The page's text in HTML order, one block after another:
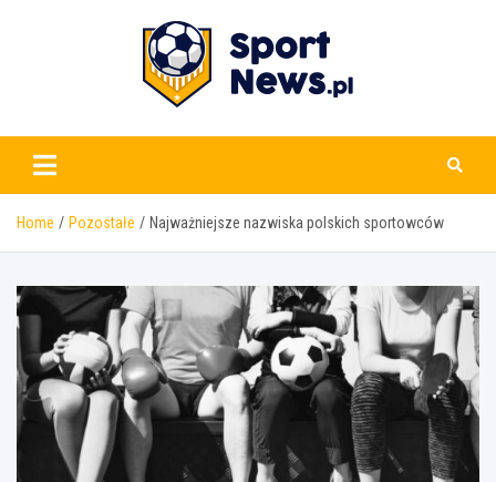
www.sportnews.pl
Home Pozostałe Najważniejsze nazwiska polskich sportowców